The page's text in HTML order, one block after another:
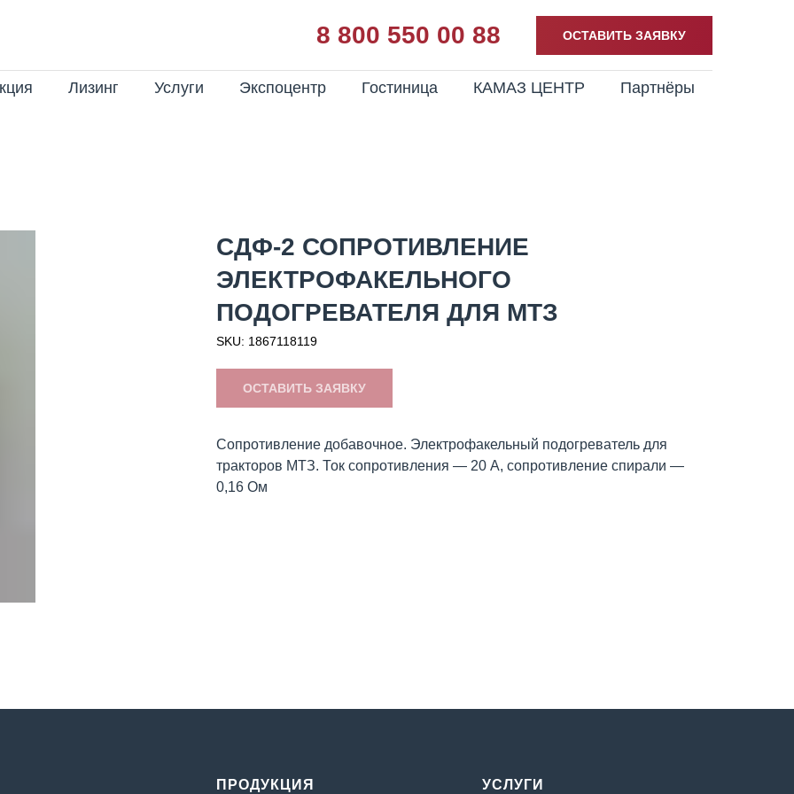
8 800 550 00 88 ОСТАВИТЬ ЗАЯВКУ
Лизинг Услуги Экспоцентр Гостиница КАМАЗ ЦЕНТР Партнёры
СДФ-2 СОПРОТИВЛЕНИЕ
ЭЛЕКТРОФАКЕЛЬНОГО
ПОДОГРЕВАТЕЛЯ ДЛЯ МТЗ
SKU: 1867118119
ОСТАВИТЬ ЗАЯВКУ
Сопротивление добавочное. Электрофакельный подогреватель для
тракторов МТЗ. Ток сопротивления — 20 А, сопротивление спирали —
0,16 Ом
ПРОДУКЦИЯ УСЛУГИ